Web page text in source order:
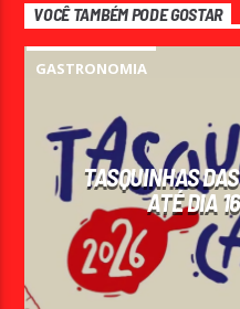
VOCÊ TAMBÉM PODE GOSTAR
GASTRONOMIA
TASQUINHAS
ATÉ DIA